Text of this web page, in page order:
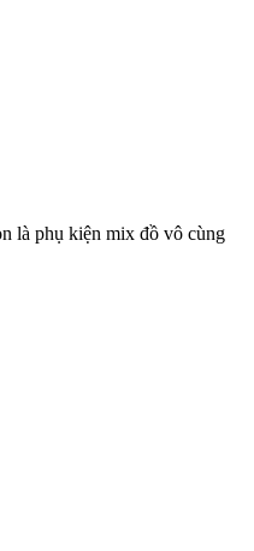
là phụ kiện mix đồ vô cùng